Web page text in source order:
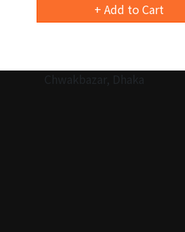
+ Add to Cart
Chwakbazar, Dhaka